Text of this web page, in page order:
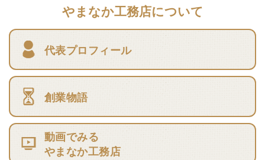
やまなか工務店について
代表プロフィール
創業物語
動画でみる
やまなか工務店